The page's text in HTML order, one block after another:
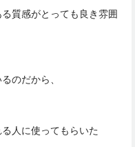
質感がとっても良き雰囲
のだから、
人に使ってもらいた